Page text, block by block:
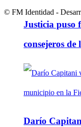
Justicia puso
consejeros
Darío
© FM Identidad -